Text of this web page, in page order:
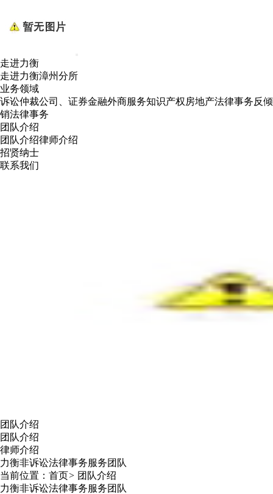
走进力衡
走进力衡漳州分所
业务领域
诉讼仲裁公司、证券金融外商服务知识产权房地产法律事务反倾
销法律事务
团队介绍
团队介绍律师介绍
招贤纳士
联系我们
团队介绍
团队介绍
律师介绍
力衡非诉讼法律事务服务团队
当前位置： 首页> 团队介绍
力衡非诉讼法律事务服务团队